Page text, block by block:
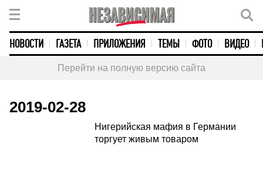
НОВОСТИ ГАЗЕТА ПРИЛОЖЕНИЯ ТЕМЫ ФОТО ВИДЕО
Перейти на полную версию сайта
2019-02-28
Нигерийская мафия в Германии
торгует живым товаром